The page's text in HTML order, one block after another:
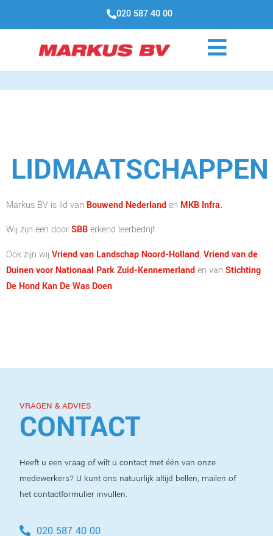
020 587 40 00
LIDMAATSCHAPPEN
Markus BV is lid van Bouwend Nederlanden MKB Infra.
Wij zijn een doorSBBerkend leerbedrijf.
Ook zijn wij Vriend van Landschap Noord-Holland, Vriend van de
Duinen voor Nationaal Park Zuid-Kennemerlanden van Stichting
De Hond Kan De Was Doen.
VRAGEN & ADVIES
CONTACT
Heeft u een vraag of wilt u contact met één van onze
medewerkers? U kunt ons natuurlijk altijd bellen, mailen of
het contactformulier invullen.
020 587 40 00